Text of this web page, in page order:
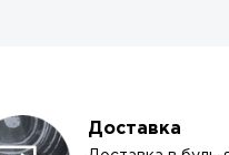
Доставка